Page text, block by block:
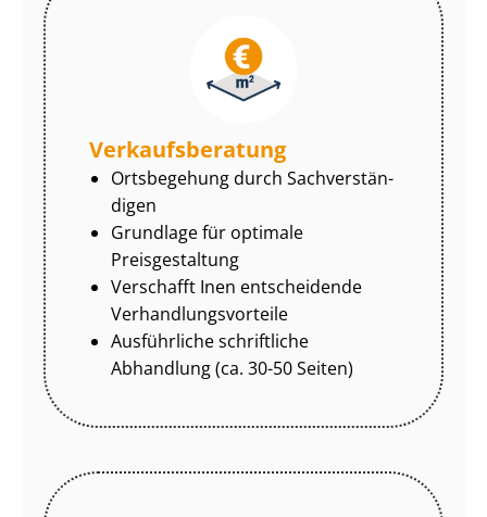
Ver­kaufs­be­ra­tung
Ortsbegehung durch Sach­ver­stän­
di­gen
Grundlage für optimale
Preisgestaltung
Verschafft Inen entscheidende
Ver­hand­lungs­vor­tei­le
Ausführliche schriftliche
Abhandlung (ca. 30-50 Seiten)